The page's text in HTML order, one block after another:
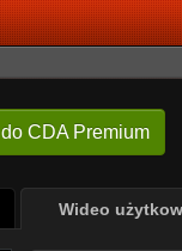
do CDA Premium
Wideo